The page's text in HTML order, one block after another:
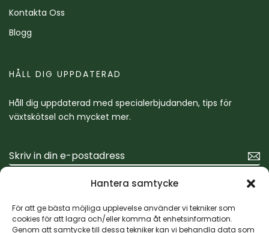
Hantera samtycke
För att ge bästa möjliga upplevelse använder vi tekniker som
cookies för att lagra och/eller komma åt enhetsinformation.
Genom att samtycke till dessa tekniker kan vi behandla data som
Kontakta Oss
Blogg
HÅLL DIG UPPDATERAD
Håll dig uppdaterad med specialerbjudanden, tips för
växtskötsel och mycket mer.